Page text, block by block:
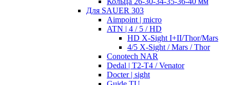
Для SAUER 303
Aimpoint | micro
ATN | 4 / 5 / HD
HD X-Sight I+II/Thor/Mars
4/5 X-Sight / Mars / Thor
Conotech NAR
Dedal | T2-T4 / Venator
Docter | sight